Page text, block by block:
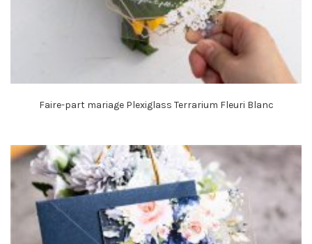
Faire-part mariage Plexiglass Terrarium Fleuri Blanc